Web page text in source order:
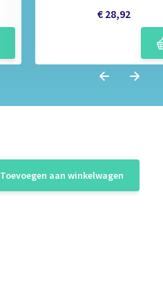
€ 28,92
Toevoegen aan winkelwagen